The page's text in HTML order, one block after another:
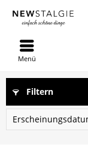
Menü
Filtern